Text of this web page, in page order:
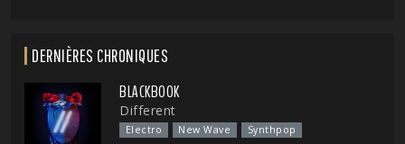
DERNIÈRES CHRONIQUES
BLACKBOOK
Different
Electro New Wave Synthpop